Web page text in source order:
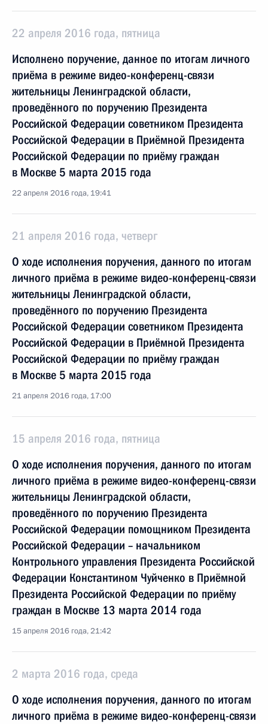
22 апреля 2016 года, пятница
Исполнено поручение, данное по итогам личного
приёма в режиме видео-конференц-связи
жительницы Ленинградской области,
проведённого по поручению Президента
Российской Федерации советником Президента
Российской Федерации в Приёмной Президента
Российской Федерации по приёму граждан
в Москве 5 марта 2015 года
22 апреля 2016 года, 19:41
21 апреля 2016 года, четверг
О ходе исполнения поручения, данного по итогам
личного приёма в режиме видео-конференц-связи
жительницы Ленинградской области,
проведённого по поручению Президента
Российской Федерации советником Президента
Российской Федерации в Приёмной Президента
Российской Федерации по приёму граждан
в Москве 5 марта 2015 года
21 апреля 2016 года, 17:00
15 апреля 2016 года, пятница
О ходе исполнения поручения, данного по итогам
личного приёма в режиме видео-конференц-связи
жительницы Ленинградской области,
проведённого по поручению Президента
Российской Федерации помощником Президента
Российской Федерации – начальником
Контрольного управления Президента Российской
Федерации Константином Чуйченко в Приёмной
Президента Российской Федерации по приёму
граждан в Москве 13 марта 2014 года
15 апреля 2016 года, 21:42
2 марта 2016 года, среда
О ходе исполнения поручения, данного по итогам
личного приёма в режиме видео-конференц-связи